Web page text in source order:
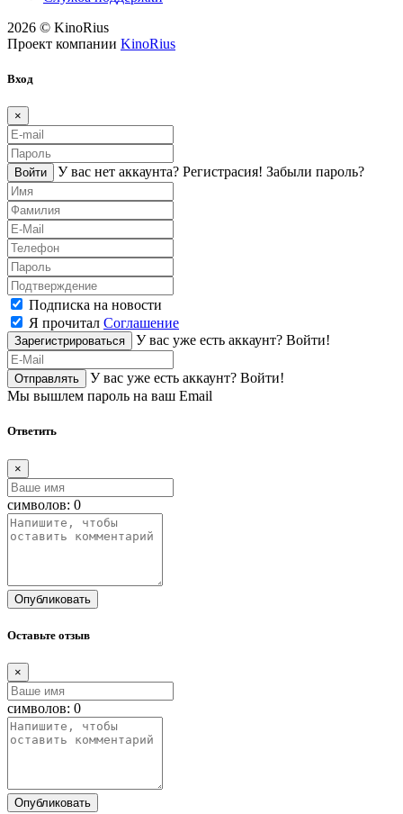
2026 © KinoRius
Проект компании KinoRius
Вход
×
Войти У вас нет аккаунта? Регистраcия! Забыли пароль?
Подписка на новости
Я прочитал Соглашение
Зарегистрироваться У вас уже есть аккаунт? Войти!
Отправлять У вас уже есть аккаунт? Войти!
Мы вышлем пароль на ваш Email
Ответить
×
символов: 0
Опубликовать
Оставьте отзыв
×
символов: 0
Опубликовать